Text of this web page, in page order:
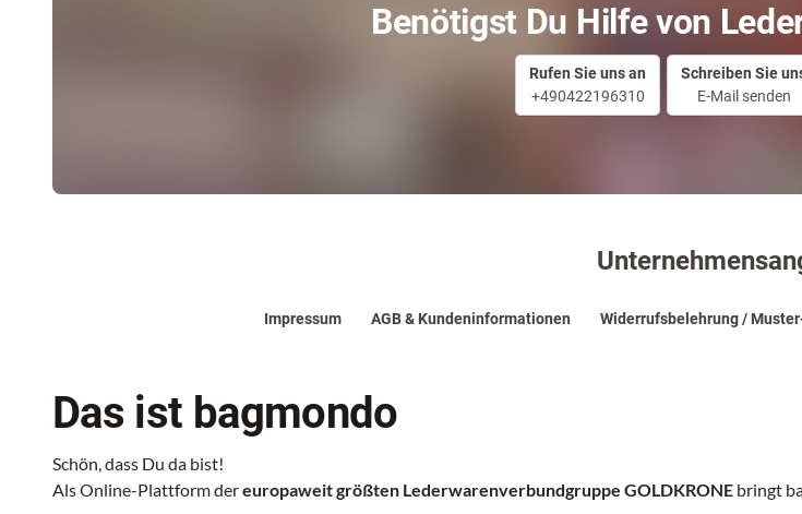
Benötigst Du Hilfe von
Rufen Sie uns an
+490422196310
Schreiben Sie
E-Mail senden
Impressum AGB & Kundeninformationen Widerrufsbelehrung /
Das ist bagmondo
Schön, dass Du da bist!
Als Online-Plattform dereuropaweit größten Lederwarenverbundgruppe GOLDKRONE bringt